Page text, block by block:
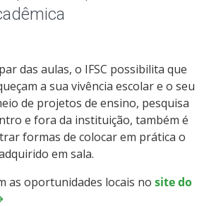
Tutorial | PET
das aulas, o IFSC possibilita que
a sua vivência escolar e o seu
de projetos de ensino, pesquisa
e fora da instituição, também é
formas de colocar em prática o
em sala.
as oportunidades locais no site do